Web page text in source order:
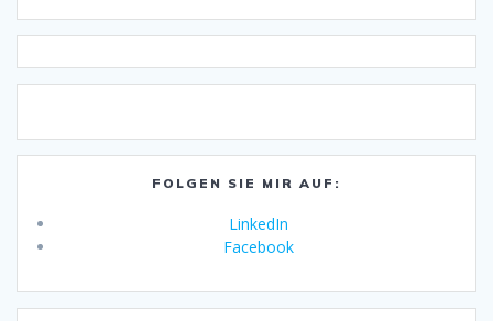
FOLGEN SIE MIR AUF:
LinkedIn
Facebook